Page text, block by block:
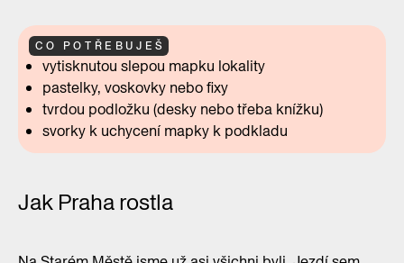
CO POTŘEBUJEŠ
vytisknutou slepou mapku lokality
pastelky, voskovky nebo fixy
tvrdou podložku (desky nebo třeba knížku)
svorky k uchycení mapky k podkladu
Jak Praha rostla